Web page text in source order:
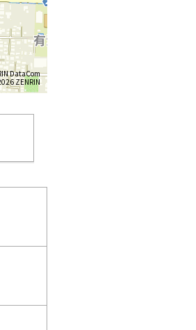
DataCom
ZENRIN